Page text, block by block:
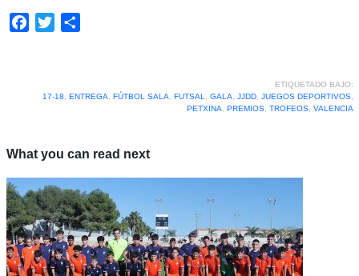
Facebook
Twitter
ETIQUETADO BAJO:
17-18
ENTREGA FÚTBOL SALA FUTSAL GALA JJDD, JUEGOS DEPORTIVOS,
PETXINA
PREMIOS, TROFEOS, VALENCIA
What you can read next